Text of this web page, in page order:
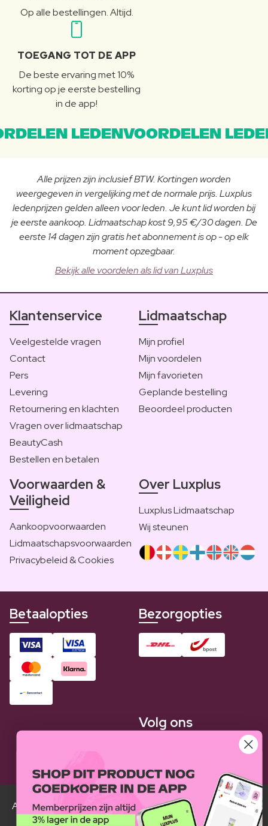
Op alle bestellingen. Altijd.
TOEGANG TOT DE APP
De beste ervaring met 10%
korting op je eerste bestelling
in de app!
LEDENVOORDELEN
Alle prijzen zijn inclusief BTW. Kortingen worden
weergegeven in vergelijking met de normale prijs. Luxplus
ledenprijzen gelden alleen voor leden. Je kunt lid worden bij
je eerste aankoop. Lidmaatschap kost 9,95 €/30 dagen. De
eerste 14 dagen zijn gratis het abonnement is op - op elk
moment opzegbaar.
Bekijk alle voordelen als lid van Luxplus
Klantenservice
Veelgestelde vragen
Contact
Pers
Levering
Retournering en klachten
Vragen over lidmaatschap
BeautyCash
Bestellen en betalen
Lidmaatschap
Mijn profiel
Mijn voordelen
Mijn favorieten
Geplande bestelling
Beoordeel producten
Voorwaarden &
Veiligheid
Aankoopvoorwaarden
Lidmaatschapsvoorwaarden
Privacybeleid & Cookies
Over Luxplus
Luxplus Lidmaatschap
Wij steunen
Betaalopties Bezorgopties
Volg ons
Alle Luxplus ledenprijzen zijn weergegeven in vergelijking
met de normale prijzen.